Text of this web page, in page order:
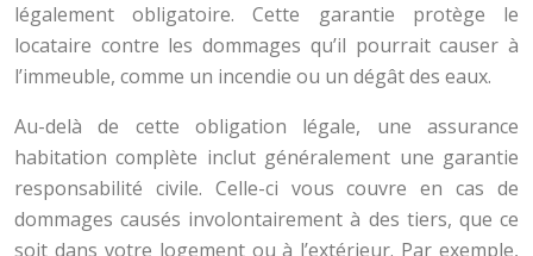
légalement obligatoire. Cette garantie protège le
locataire contre les dommages qu’il pourrait causer à
l’immeuble, comme un incendie ou un dégât des eaux.
Au-delà de cette obligation légale, une assurance
habitation complète inclut généralement une garantie
responsabilité civile. Celle-ci vous couvre en cas de
dommages causés involontairement à des tiers, que ce
soit dans votre logement ou à l’extérieur. Par exemple,